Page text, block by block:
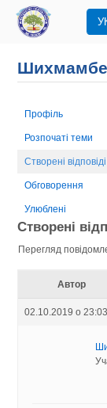
Профіль
Розпочаті теми
Створені відповіді
Обговорення
Улюблені
Створені
Перегляд
Автор
02.10.2019 о